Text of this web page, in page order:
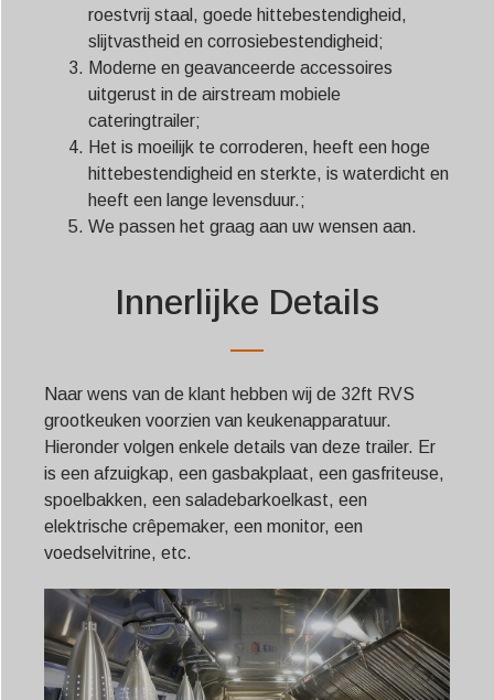
roestvrij staal, goede hittebestendigheid,
slijtvastheid en corrosiebestendigheid;
Moderne en geavanceerde accessoires
uitgerust in de airstream mobiele
cateringtrailer;
Het is moeilijk te corroderen, heeft een hoge
hittebestendigheid en sterkte, is waterdicht en
heeft een lange levensduur.;
We passen het graag aan uw wensen aan.
Innerlijke Details
Naar wens van de klant hebben wij de 32ft RVS
grootkeuken voorzien van keukenapparatuur.
Hieronder volgen enkele details van deze trailer. Er
is een afzuigkap, een gasbakplaat, een gasfriteuse,
spoelbakken, een saladebarkoelkast, een
elektrische crêpemaker, een monitor, een
voedselvitrine, etc.